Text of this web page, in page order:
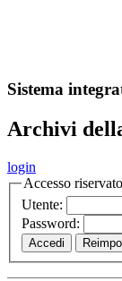
Sistema
Archivi
login
Accesso riservato
Utente:
Password: